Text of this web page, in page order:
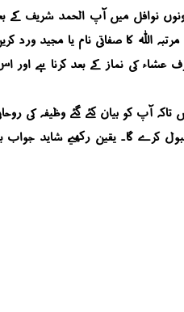
کرے گا۔ یقین رکھیے، شاید جواب